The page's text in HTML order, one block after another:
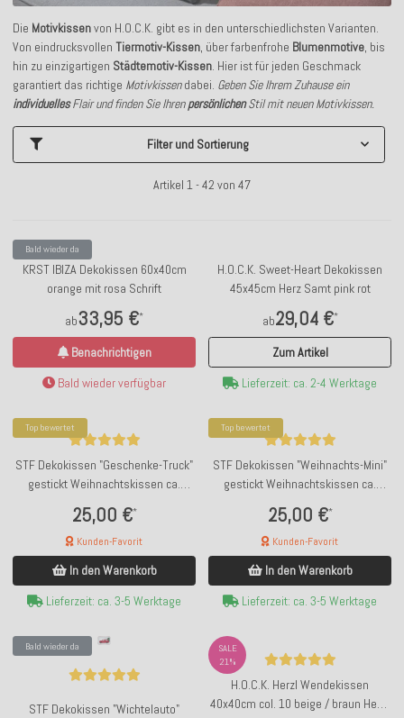
Die Motivkissenvon H.O.C.K. gibt es in den unterschiedlichsten Varianten.
Von eindrucksvollen Tiermotiv-Kissen, über farbenfrohe Blumenmotive, bis
hin zu einzigartigen Städtemotiv-Kissen. Hier ist für jeden Geschmack
garantiert das richtige Motivkissendabei. Geben Sie Ihrem Zuhause ein
individuellesFlair und finden Sie IhrenpersönlichenStil mit neuen Motivkissen.
Filter und Sortierung
Artikel 1 - 42 von 47
Bald wieder da
KRST IBIZA Dekokissen 60x40cm
orange mit rosa Schrift
ab33,95 €*
Benachrichtigen
Bald wieder verfügbar
H.O.C.K. Sweet-Heart Dekokissen
45x45cm Herz Samt pink rot
ab29,04 €*
Zum Artikel
Lieferzeit: ca. 2-4 Werktage
Top bewertet
STF Dekokissen "Geschenke-Truck"
gestickt Weihnachtskissen ca.
25,00 €*
Kunden-Favorit
In den Warenkorb
Lieferzeit: ca. 3-5 Werktage
Top bewertet
STF Dekokissen "Weihnachts-Mini"
gestickt Weihnachtskissen ca.
25,00 €*
Kunden-Favorit
In den Warenkorb
Lieferzeit: ca. 3-5 Werktage
Bald wieder da
STF Dekokissen "Wichtelauto"
SALE
21%
H.O.C.K. Herzl Wendekissen
40x40cm col. 10 beige / braun Heart